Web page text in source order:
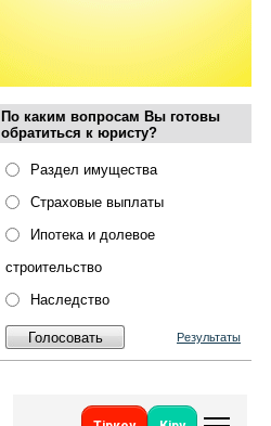
По каким вопросам Вы готовы
обратиться к юристу?
Раздел имущества
Страховые выплаты
Ипотека и долевое
строительство
Наследство
Результаты